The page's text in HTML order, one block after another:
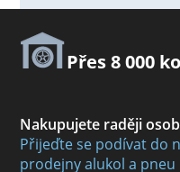
Přes 8 000
Nakupujete raději
Přijeďte se podívat do
prodejny alukol a pneu